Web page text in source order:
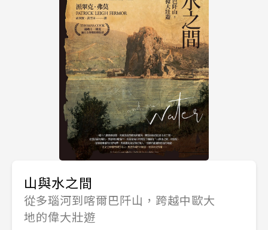
山與水之間
從多瑙河到喀爾巴阡山，跨越中歐大
地的偉大壯遊